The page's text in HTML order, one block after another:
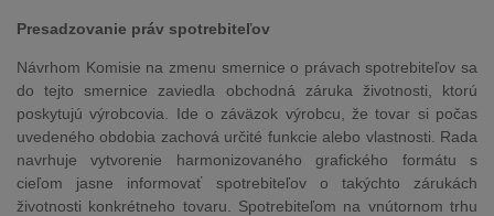
Presadzovanie práv spotrebiteľov
Návrhom Komisie na zmenu smernice o právach spotrebiteľov sa
do tejto smernice zaviedla obchodná záruka životnosti, ktorú
poskytujú výrobcovia. Ide o záväzok výrobcu, že tovar si počas
uvedeného obdobia zachová určité funkcie alebo vlastnosti. Rada
navrhuje vytvorenie harmonizovaného grafického formátu s
cieľom jasne informovať spotrebiteľov o takýchto zárukách
životnosti konkrétneho tovaru. Spotrebiteľom na vnútornom trhu